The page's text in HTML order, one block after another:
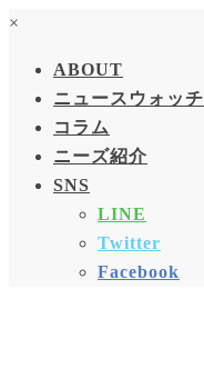
×
ABOUT
ニュースウォッチ
コラム
ニーズ紹介
SNS
LINE
Twitter
Facebook